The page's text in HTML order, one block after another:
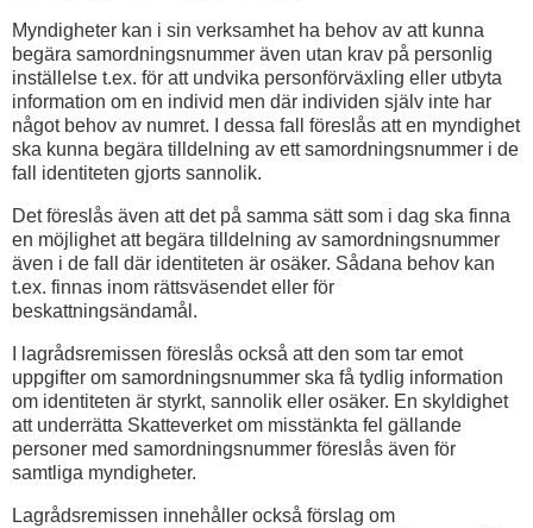
Myndigheter kan i sin verksamhet ha behov av att kunna
begära samordningsnummer även utan krav på personlig
inställelse t.ex. för att undvika personförväxling eller utbyta
information om en individ men där individen själv inte har
något behov av numret. I dessa fall föreslås att en myndighet
ska kunna begära tilldelning av ett samordningsnummer i de
fall identiteten gjorts sannolik.
Det föreslås även att det på samma sätt som i dag ska finna
en möjlighet att begära tilldelning av samordningsnummer
även i de fall där identiteten är osäker. Sådana behov kan
t.ex. finnas inom rättsväsendet eller för
beskattningsändamål.
I lagrådsremissen föreslås också att den som tar emot
uppgifter om samordningsnummer ska få tydlig information
om identiteten är styrkt, sannolik eller osäker. En skyldighet
att underrätta Skatteverket om misstänkta fel gällande
personer med samordningsnummer föreslås även för
samtliga myndigheter.
Lagrådsremissen innehåller också förslag om